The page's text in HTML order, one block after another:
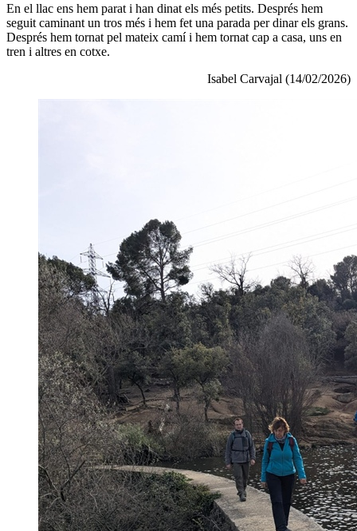
En el llac ens hem parat i han dinat els més petits. Després hem
seguit caminant un tros més i hem fet una parada per dinar els grans.
Després hem tornat pel mateix camí i hem tornat cap a casa, uns en
tren i altres en cotxe.
Isabel Carvajal (14/02/2026)